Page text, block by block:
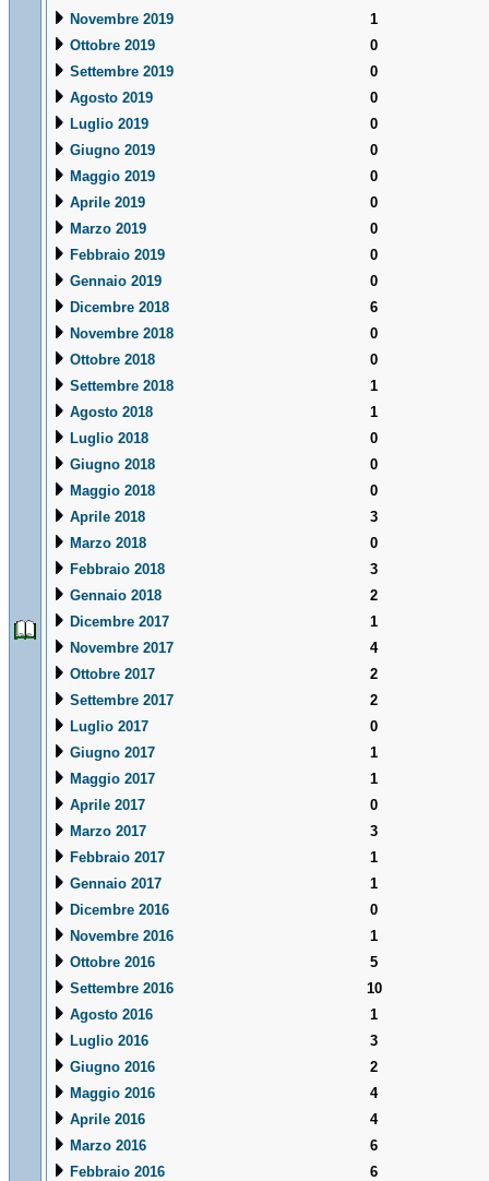
Novembre 2019
1
Ottobre 2019
0
Settembre 2019
0
Agosto 2019
0
Luglio 2019
0
Giugno 2019
0
Maggio 2019
0
Aprile 2019
0
Marzo 2019
0
Febbraio 2019
0
Gennaio 2019
0
Dicembre 2018
6
Novembre 2018
0
Ottobre 2018
0
Settembre 2018
1
Agosto 2018
1
Luglio 2018
0
Giugno 2018
0
Maggio 2018
0
Aprile 2018
3
Marzo 2018
0
Febbraio 2018
3
Gennaio 2018
2
Dicembre 2017
1
Novembre 2017
4
Ottobre 2017
2
Settembre 2017
2
Luglio 2017
0
Giugno 2017
1
Maggio 2017
1
Aprile 2017
0
Marzo 2017
3
Febbraio 2017
1
Gennaio 2017
1
Dicembre 2016
0
Novembre 2016
1
Ottobre 2016
5
Settembre 2016
10
Agosto 2016
1
Luglio 2016
3
Giugno 2016
2
Maggio 2016
4
Aprile 2016
4
Marzo 2016
6
Febbraio 2016
6